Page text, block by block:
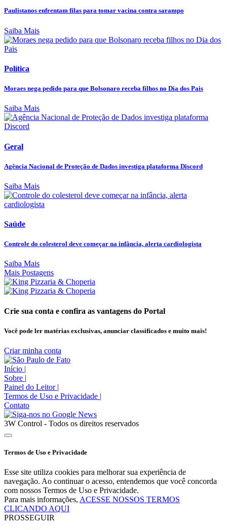
Paulistanos enfrentam filas para tomar vacina contra sarampo
Saiba Mais
Política
Moraes nega pedido para que Bolsonaro receba filhos no Dia dos Pais
Saiba Mais
Geral
Agência Nacional de Proteção de Dados investiga plataforma Discord
Saiba Mais
Saúde
Controle do colesterol deve começar na infância, alerta cardiologista
Saiba Mais
Mais Postagens
Crie sua conta e confira as vantagens do Portal
Você pode ler matérias exclusivas, anunciar classificados e muito mais!
Criar minha conta
Início |
Sobre |
Painel do Leitor |
Termos de Uso e Privacidade |
Contato
3W Control - Todos os direitos reservados
Termos de Uso e Privacidade
Esse site utiliza cookies para melhorar sua experiência de
navegação. Ao continuar o acesso, entendemos que você concorda
com nossos Termos de Uso e Privacidade.
Para mais informações, ACESSE NOSSOS TERMOS
CLICANDO AQUI
PROSSEGUIR